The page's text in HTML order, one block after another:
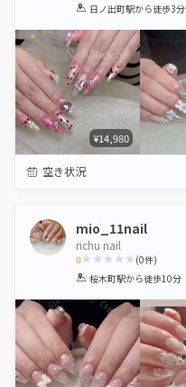
1 2 3 4 5
日ノ出町駅から徒歩3分
¥14,980
空き状況
mio_11nail
richu nail
0
1 2 3 4 5
(0件)
桜木町駅から徒歩10分